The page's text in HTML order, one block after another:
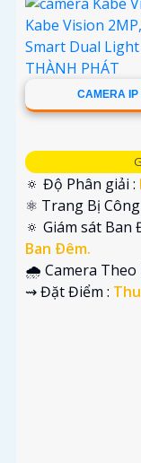
CAMERA IP
🔅 Độ Phân giải :
⚛️ Trang Bị
🔅 Giám sát Ban
Ban Ðêm.
🌧️ Camera Theo
️⇝ Đặt Điểm :